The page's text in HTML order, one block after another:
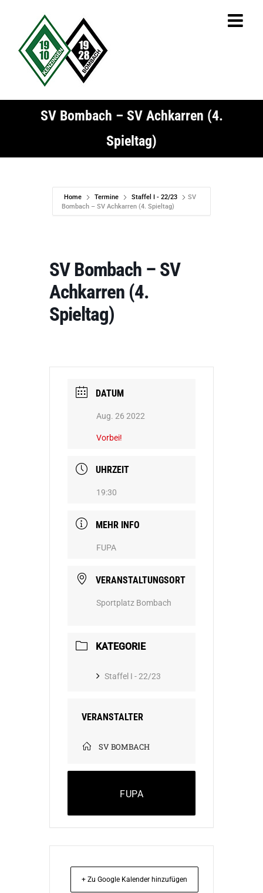
springen
SV Bombach – SV Achkarren (4.
Spieltag)
Home Termine Staffel I - 22/23
SV
Bombach – SV Achkarren (4. Spieltag)
SV Bombach – SV
Achkarren (4.
Spieltag)
DATUM
Aug. 26 2022
Vorbei!
UHRZEIT
19:30
MEHR INFO
FUPA
VERANSTALTUNGSORT
Sportplatz Bombach
KATEGORIE
Staffel I - 22/23
VERANSTALTER
SV BOMBACH
FUPA
+ Zu Google Kalender hinzufügen